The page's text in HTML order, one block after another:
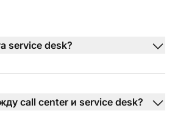
service desk?
call center и service desk?